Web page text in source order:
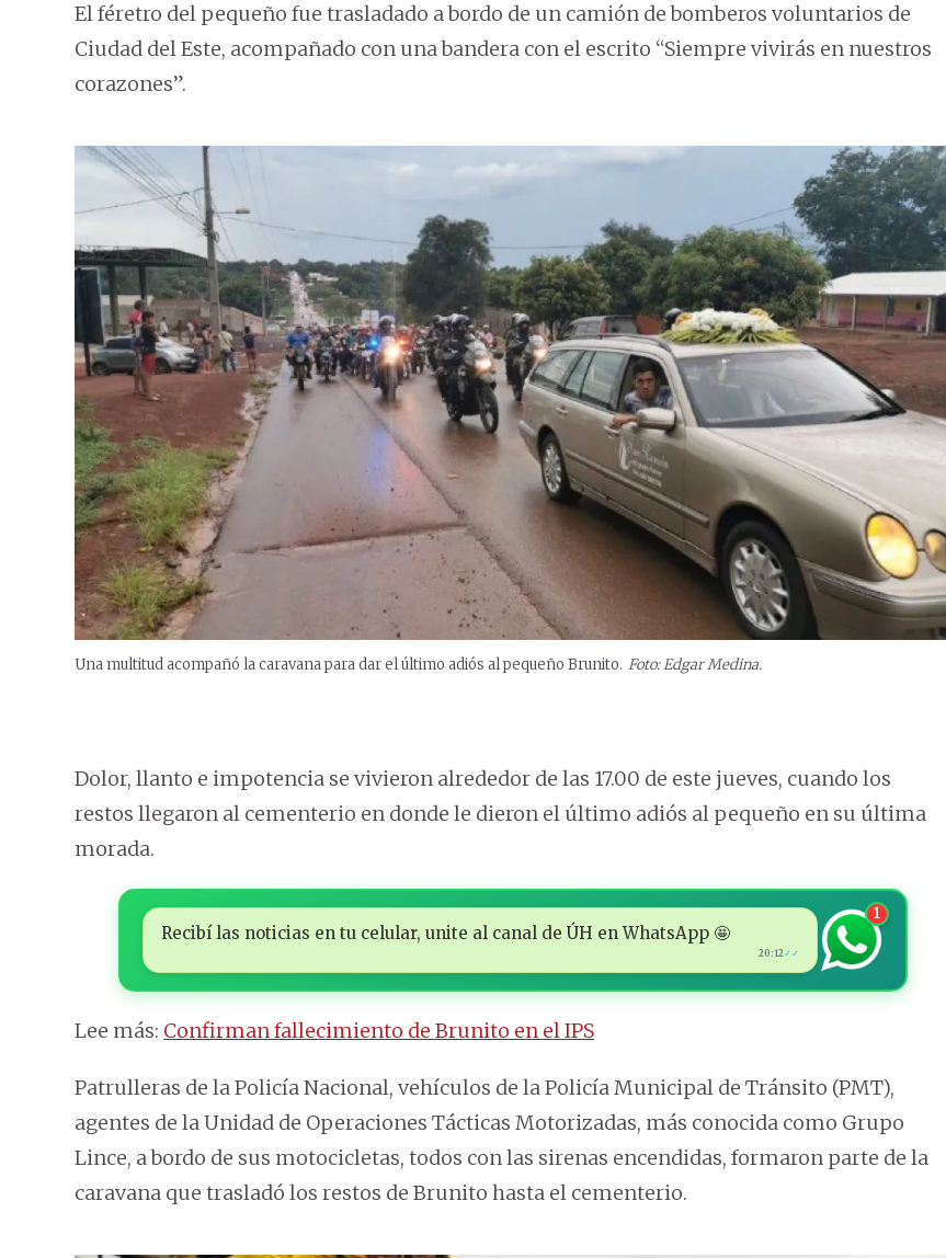
El féretro del pequeño fue trasladado a bordo de un camión de bomberos voluntarios de
Ciudad del Este, acompañado con una bandera con el escrito “Siempre vivirás en nuestros
corazones”.
Una multitud acompañó la caravana para dar el último adiós al pequeño Brunito. Foto: Edgar Medina.
Dolor, llanto e impotencia se vivieron alrededor de las 17.00 de este jueves, cuando los
restos llegaron al cementerio en donde le dieron el último adiós al pequeño en su última
morada.
Recibí las noticias en tu celular, unite al canal de ÚH en WhatsApp 🤩
20:12✓✓
1
Lee más: Confirman fallecimiento de Brunito en el IPS
Patrulleras de la Policía Nacional, vehículos de la Policía Municipal de Tránsito (PMT),
agentes de la Unidad de Operaciones Tácticas Motorizadas, más conocida como Grupo
Lince, a bordo de sus motocicletas, todos con las sirenas encendidas, formaron parte de la
caravana que trasladó los restos de Brunito hasta el cementerio.